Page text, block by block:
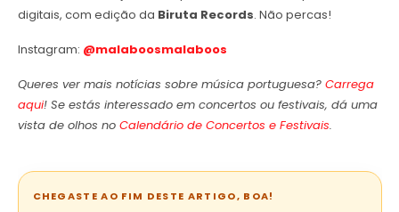
digitais, com edição da Biruta Records. Não percas!
Instagram: @malaboosmalaboos
Queres ver mais notícias sobre música portuguesa? Carrega
aqui! Se estás interessado em concertos ou festivais, dá uma
vista de olhos no Calendário de Concertos e Festivais.
CHEGASTE AO FIM DESTE ARTIGO, BOA!